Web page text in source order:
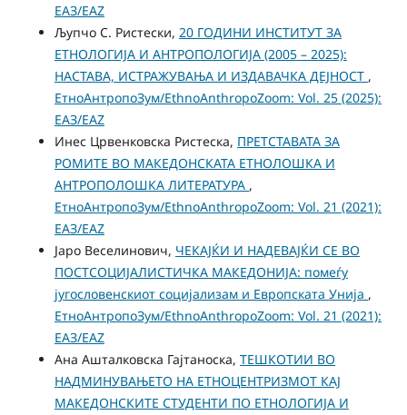
ЕАЗ/EAZ
Љупчо С. Ристески, 20 ГОДИНИ ИНСТИТУТ ЗА
ЕТНОЛОГИЈА И АНТРОПОЛОГИЈА (2005 – 2025):
НАСТАВA, ИСТРАЖУВАЊА И ИЗДАВАЧКА ДЕЈНОСТ ,
ЕтноАнтропоЗум/EthnoAnthropoZoom: Vol. 25 (2025):
ЕАЗ/EAZ
Инес Црвенковска Ристеска, ПРЕТСТАВАТА ЗА
РОМИТЕ ВО МАКЕДОНСКАТА ЕТНОЛОШКА И
АНТРОПОЛОШКА ЛИТЕРАТУРА ,
ЕтноАнтропоЗум/EthnoAnthropoZoom: Vol. 21 (2021):
ЕАЗ/EAZ
Јаро Веселинович, ЧЕКАЈЌИ И НАДЕВАЈЌИ СЕ ВО
ПОСТСОЦИЈАЛИСТИЧКА МАКЕДОНИЈА: помеѓу
југословенскиот социјализам и Европската Унија ,
ЕтноАнтропоЗум/EthnoAnthropoZoom: Vol. 21 (2021):
ЕАЗ/EAZ
Ана Ашталковска Гајтаноска, ТЕШКОТИИ ВО
НАДМИНУВАЊЕТО НА ЕТНОЦЕНТРИЗМОТ КАЈ
МАКЕДОНСКИТЕ СТУДЕНТИ ПО ЕТНОЛОГИЈА И